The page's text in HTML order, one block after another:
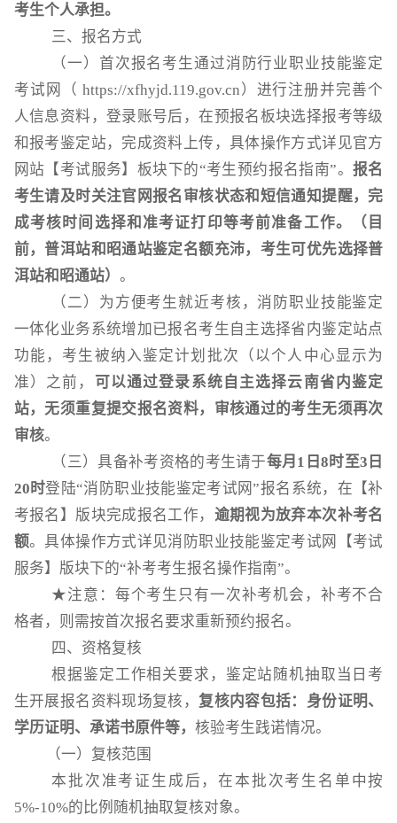
考生个人承担。
三、报名方式
（一）首次报名考生通过消防行业职业技能鉴定
考试网（ https://xfhyjd.119.gov.cn）进行注册并完善个
人信息资料，登录账号后，在预报名板块选择报考等级
和报考鉴定站，完成资料上传，具体操作方式详见官方
网站【考试服务】板块下的“考生预约报名指南”。 报名
考生请及时关注官网报名审核状态和短信通知提醒，完
成考核时间选择和准考证打印等考前准备工作。（目
前，普洱站和昭通站鉴定名额充沛，考生可优先选择普
洱站和昭通站） 。
（二）为方便考生就近考核，消防职业技能鉴定
一体化业务系统增加已报名考生自主选择省内鉴定站点
功能，考生被纳入鉴定计划批次（以个人中心显示为
准）之前， 可以通过登录系统自主选择云南省内鉴定
站，无须重复提交报名资料，审核通过的考生无须再次
审核。
（三）具备补考资格的考生请于每月 1日8时至3日
20时登陆“消防职业技能鉴定考试网”报名系统，在【补
考报名】版块完成报名工作， 逾期视为放弃本次补考名
额。具体操作方式详见消防职业技能鉴定考试网【考试
服务】版块下的“补考考生报名操作指南”。
★注意：每个考生只有一次补考机会，补考不合
格者，则需按首次报名要求重新预约报名。
四、资格复核
根据鉴定工作相关要求，鉴定站随机抽取当日考
生开展报名资料现场复核， 复核内容包括：身份证明、
学历证明、承诺书原件等， 核验考生践诺情况。
（一）复核范围
本批次准考证生成后，在本批次考生名单中按
5%-10%的比例随机抽取复核对象。